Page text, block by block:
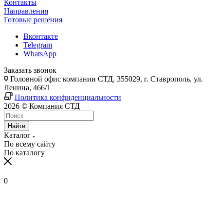
Контакты
Направления
Готовые решения
Вконтакте
Telegram
WhatsApp
Заказать звонок
Головной офис компании СТД, 355029, г. Ставрополь, ул.
Ленина, 466/1
Политика конфиденциальности
2026 © Компания СТД
Найти
Каталог
По всему сайту
По каталогу
0